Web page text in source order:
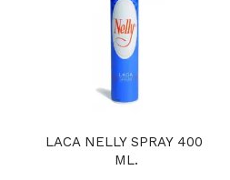
LACA NELLY SPRAY 400
ML.